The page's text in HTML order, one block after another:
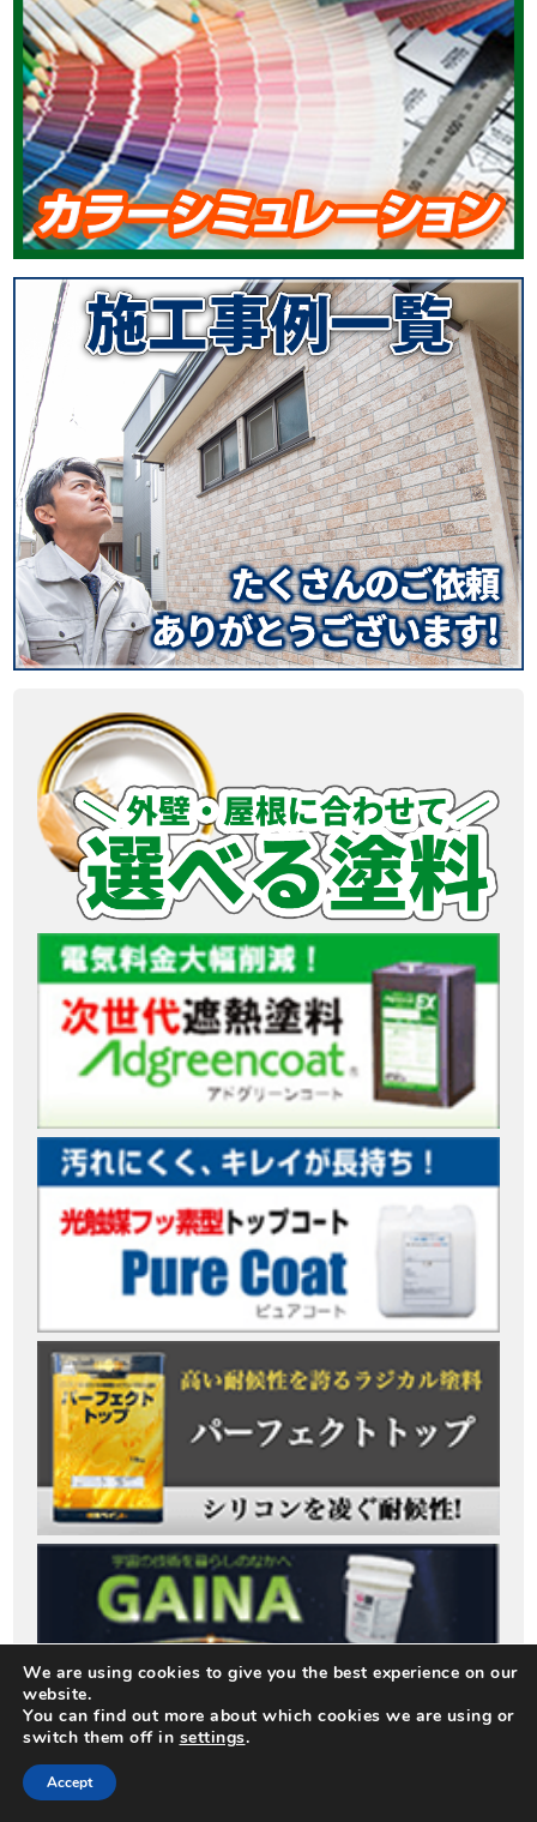
We are using cookies to give you the best experience on our
website.
You can find out more about which cookies we are using or
switch them off in settings.
Accept